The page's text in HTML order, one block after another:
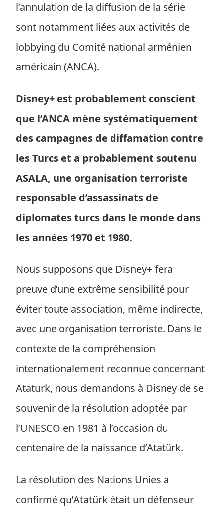
l’annulation de la diffusion de la série
sont notamment liées aux activités de
lobbying du Comité national arménien
américain (ANCA).
Disney+ est probablement conscient
que l’ANCA mène systématiquement
des campagnes de diffamation contre
les Turcs et a probablement soutenu
ASALA, une organisation terroriste
responsable d’assassinats de
diplomates turcs dans le monde dans
les années 1970 et 1980.
Nous supposons que Disney+ fera
preuve d’une extrême sensibilité pour
éviter toute association, même indirecte,
avec une organisation terroriste. Dans le
contexte de la compréhension
internationalement reconnue concernant
Atatürk, nous demandons à Disney de se
souvenir de la résolution adoptée par
l’UNESCO en 1981 à l’occasion du
centenaire de la naissance d’Atatürk.
La résolution des Nations Unies a
confirmé qu’Atatürk était un défenseur